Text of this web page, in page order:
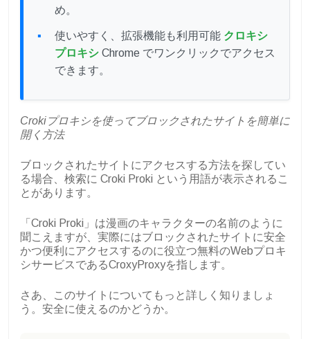
め。
使いやすく、拡張機能も利用可能 クロキシ
プロキシ Chrome でワンクリックでアクセス
できます。
Crokiプロキシを使ってブロックされたサイトを簡単に
開く方法
ブロックされたサイトにアクセスする方法を探してい
る場合、検索に Croki Proki という用語が表示されるこ
とがあります。
「Croki Proki」は漫画のキャラクターの名前のように
聞こえますが、実際にはブロックされたサイトに安全
かつ便利にアクセスするのに役立つ無料のWebプロキ
シサービスであるCroxyProxyを指します。
さあ、このサイトについてもっと詳しく知りましょ
う。安全に使えるのかどうか。